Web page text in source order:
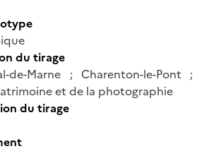
du tirage
de-Marne ; Charenton-le-Pont ;
et de la photographie
du tirage